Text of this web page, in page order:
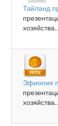
Тайланд
Эфиопия